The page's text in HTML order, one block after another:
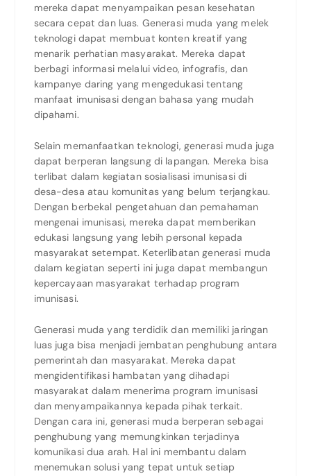
mereka dapat menyampaikan pesan kesehatan
secara cepat dan luas. Generasi muda yang melek
teknologi dapat membuat konten kreatif yang
menarik perhatian masyarakat. Mereka dapat
berbagi informasi melalui video, infografis, dan
kampanye daring yang mengedukasi tentang
manfaat imunisasi dengan bahasa yang mudah
dipahami.
Selain memanfaatkan teknologi, generasi muda juga
dapat berperan langsung di lapangan. Mereka bisa
terlibat dalam kegiatan sosialisasi imunisasi di
desa-desa atau komunitas yang belum terjangkau.
Dengan berbekal pengetahuan dan pemahaman
mengenai imunisasi, mereka dapat memberikan
edukasi langsung yang lebih personal kepada
masyarakat setempat. Keterlibatan generasi muda
dalam kegiatan seperti ini juga dapat membangun
kepercayaan masyarakat terhadap program
imunisasi.
Generasi muda yang terdidik dan memiliki jaringan
luas juga bisa menjadi jembatan penghubung antara
pemerintah dan masyarakat. Mereka dapat
mengidentifikasi hambatan yang dihadapi
masyarakat dalam menerima program imunisasi
dan menyampaikannya kepada pihak terkait.
Dengan cara ini, generasi muda berperan sebagai
penghubung yang memungkinkan terjadinya
komunikasi dua arah. Hal ini membantu dalam
menemukan solusi yang tepat untuk setiap